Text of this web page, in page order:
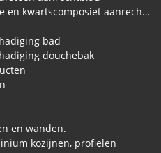
Reparatie van Dekton, Silestone en kwartscomposiet aanrechtbladen
bad
douchebak
en wanden.
kozijnen, profielen